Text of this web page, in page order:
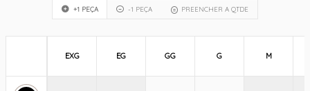
+1 PEÇA -1 PEÇA PREENCHER A QTDE
EXG EG GG G M